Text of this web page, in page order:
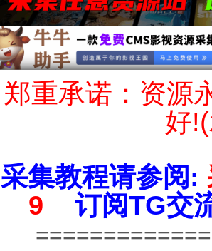
郑重承诺：资源
好
采集教程请参阅:
9
订阅TG交